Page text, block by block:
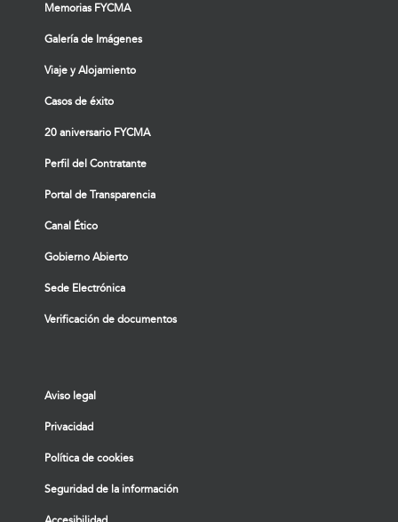
Memorias FYCMA
Galería de Imágenes
Viaje y Alojamiento
Casos de éxito
20 aniversario FYCMA
Perfil del Contratante
Portal de Transparencia
Canal Ético
Gobierno Abierto
Sede Electrónica
Verificación de documentos
Aviso legal
Privacidad
Política de cookies
Seguridad de la información